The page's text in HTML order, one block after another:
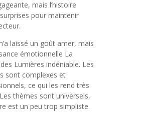
mais l’histoire
pour maintenir
laissé un goût amer, mais
émotionnelle La
Lumières indéniable. Les
sont complexes et
ce qui les rend très
thèmes sont universels,
est un peu trop simpliste.